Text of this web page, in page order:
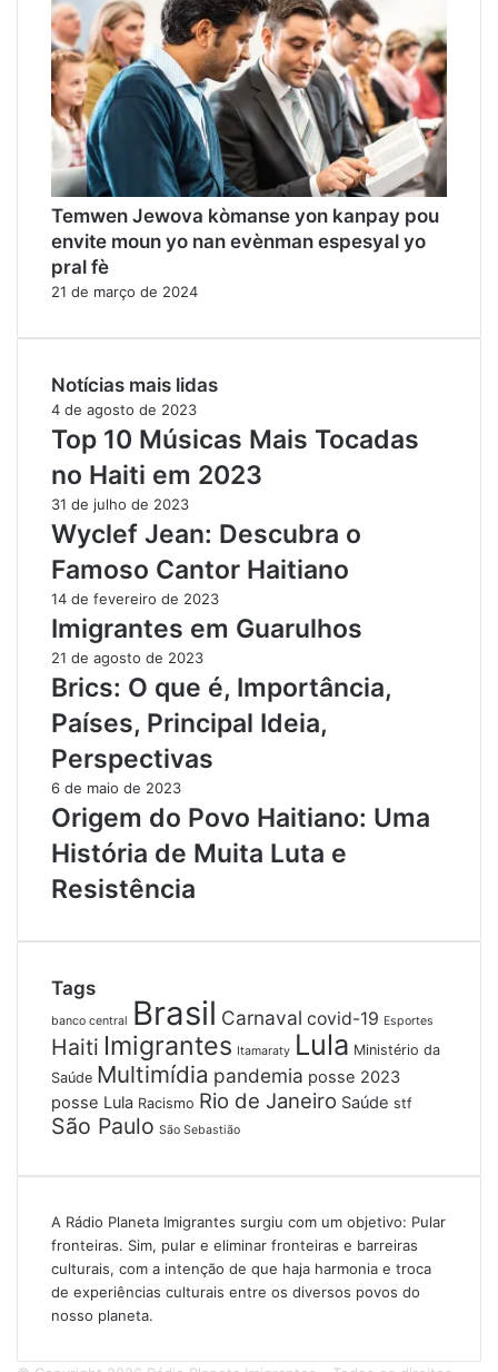
Temwen Jewova kòmanse yon kanpay pou
envite moun yo nan evènman espesyal yo
pral fè
21 de março de 2024
Notícias mais lidas
4 de agosto de 2023
Top 10 Músicas Mais Tocadas
no Haiti em 2023
31 de julho de 2023
Wyclef Jean: Descubra o
Famoso Cantor Haitiano
14 de fevereiro de 2023
Imigrantes em Guarulhos
21 de agosto de 2023
Brics: O que é, Importância,
Países, Principal Ideia,
Perspectivas
6 de maio de 2023
Origem do Povo Haitiano: Uma
História de Muita Luta e
Resistência
Tags
banco central Brasil Carnaval covid-19 Esportes
Haiti Imigrantes Itamaraty Lula Ministério da
Saúde Multimídia pandemia posse 2023
posse Lula Racismo Rio de Janeiro Saúde stf
São Paulo São Sebastião
A Rádio Planeta Imigrantes surgiu com um objetivo: Pular
fronteiras. Sim, pular e eliminar fronteiras e barreiras
culturais, com a intenção de que haja harmonia e troca
de experiências culturais entre os diversos povos do
nosso planeta.